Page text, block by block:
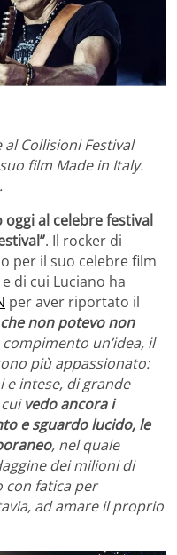
Collisioni Festival
film Made in Italy.
al celebre festival
. Il rocker di
per il suo celebre film
e di cui Luciano ha
per aver riportato il
non potevo non
un’idea, il
più appassionato:
e intese, di grande
vedo ancora i
e sguardo lucido, le
, nel quale
dei milioni di
con fatica per
ad amare il proprio